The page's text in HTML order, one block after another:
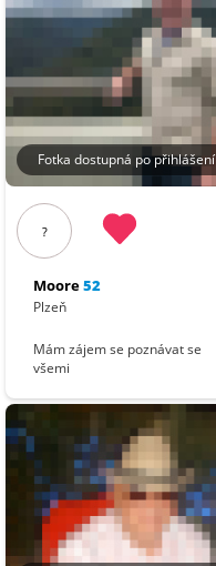
Fotka dostupná po přihlášení
?
Moore52
Plzeň
Mám zájem se poznávat se
všemi